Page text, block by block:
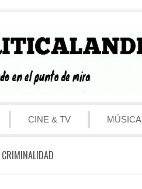
CINE & TV MÚSICA
CRIMINALIDAD